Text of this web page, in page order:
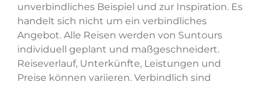
unverbindliches Beispiel und zur Inspiration. Es
handelt sich nicht um ein verbindliches
Angebot. Alle Reisen werden von Suntours
individuell geplant und maßgeschneidert.
Reiseverlauf, Unterkünfte, Leistungen und
Preise können variieren. Verbindlich sind